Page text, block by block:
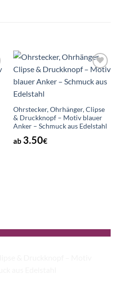
Wunschliste
Ohrstecker, Ohrhänger, Clipse
& Druckknopf – Motiv blauer
Anker – Schmuck aus Edelstahl
ab 3.50€